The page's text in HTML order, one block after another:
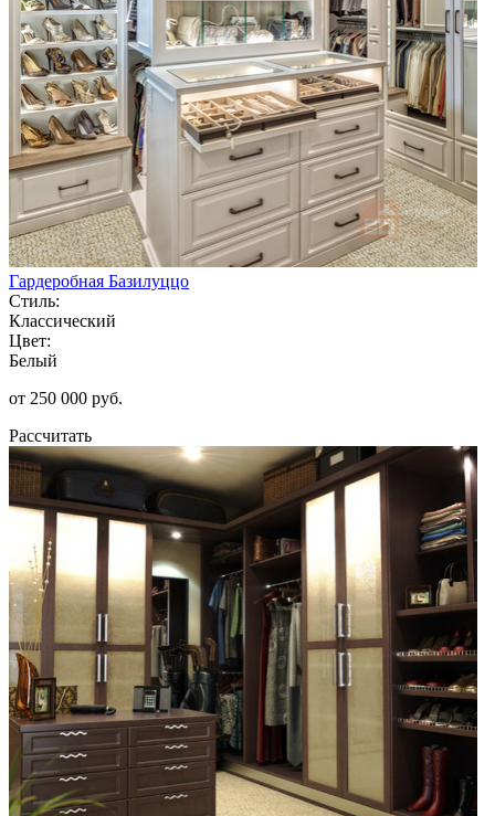
Гардеробная Базилуццо
Стиль:
Классический
Цвет:
Белый
от 250 000 руб.
Рассчитать